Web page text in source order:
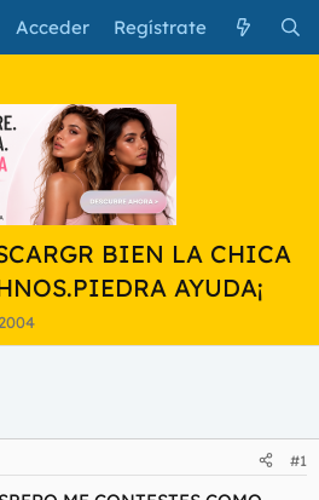
Acceder Regístrate
BIEN LA CHICA
AYUDA¡
#1